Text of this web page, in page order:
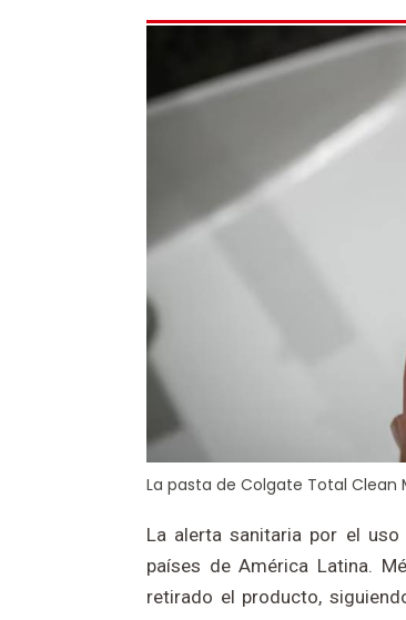
La pasta de Colgate Total Clean
La alerta sanitaria por el
países de América Latina.
retirado el producto,